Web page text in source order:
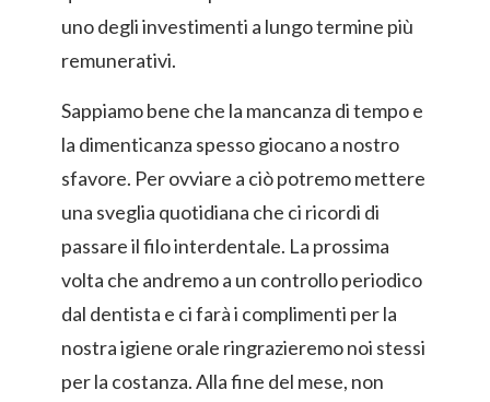
uno degli investimenti a lungo termine più
remunerativi.
Sappiamo bene che la mancanza di tempo e
la dimenticanza spesso giocano a nostro
sfavore. Per ovviare a ciò potremo mettere
una sveglia quotidiana che ci ricordi di
passare il filo interdentale. La prossima
volta che andremo a un controllo periodico
dal dentista e ci farà i complimenti per la
nostra igiene orale ringrazieremo noi stessi
per la costanza. Alla fine del mese, non